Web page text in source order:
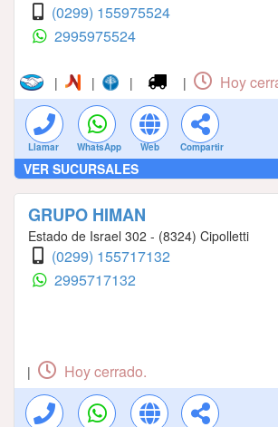
(0299) 155975524
2995975524
| | | | Hoy
Llamar WhatsApp Web Compartir
VER SUCURSALES
GRUPO HIMAN
Estado de Israel 302 - (8324) Cipolletti
(0299) 155717132
2995717132
| Hoy cerrado.